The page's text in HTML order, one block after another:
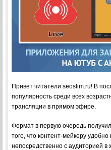
Привет читатели seoslim.ru! В
популярность среди всех
трансляции в прямом эфире.
Формат в первую очередь
того, что контент-мейкеру
непосредственно с аудиторией